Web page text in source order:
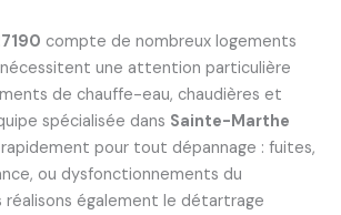
compte de nombreux logements
une attention particulière
de chauffe-eau, chaudières et
spécialisée dans Sainte-Marthe
pour tout dépannage : fuites,
ou dysfonctionnements du
également le détartrage